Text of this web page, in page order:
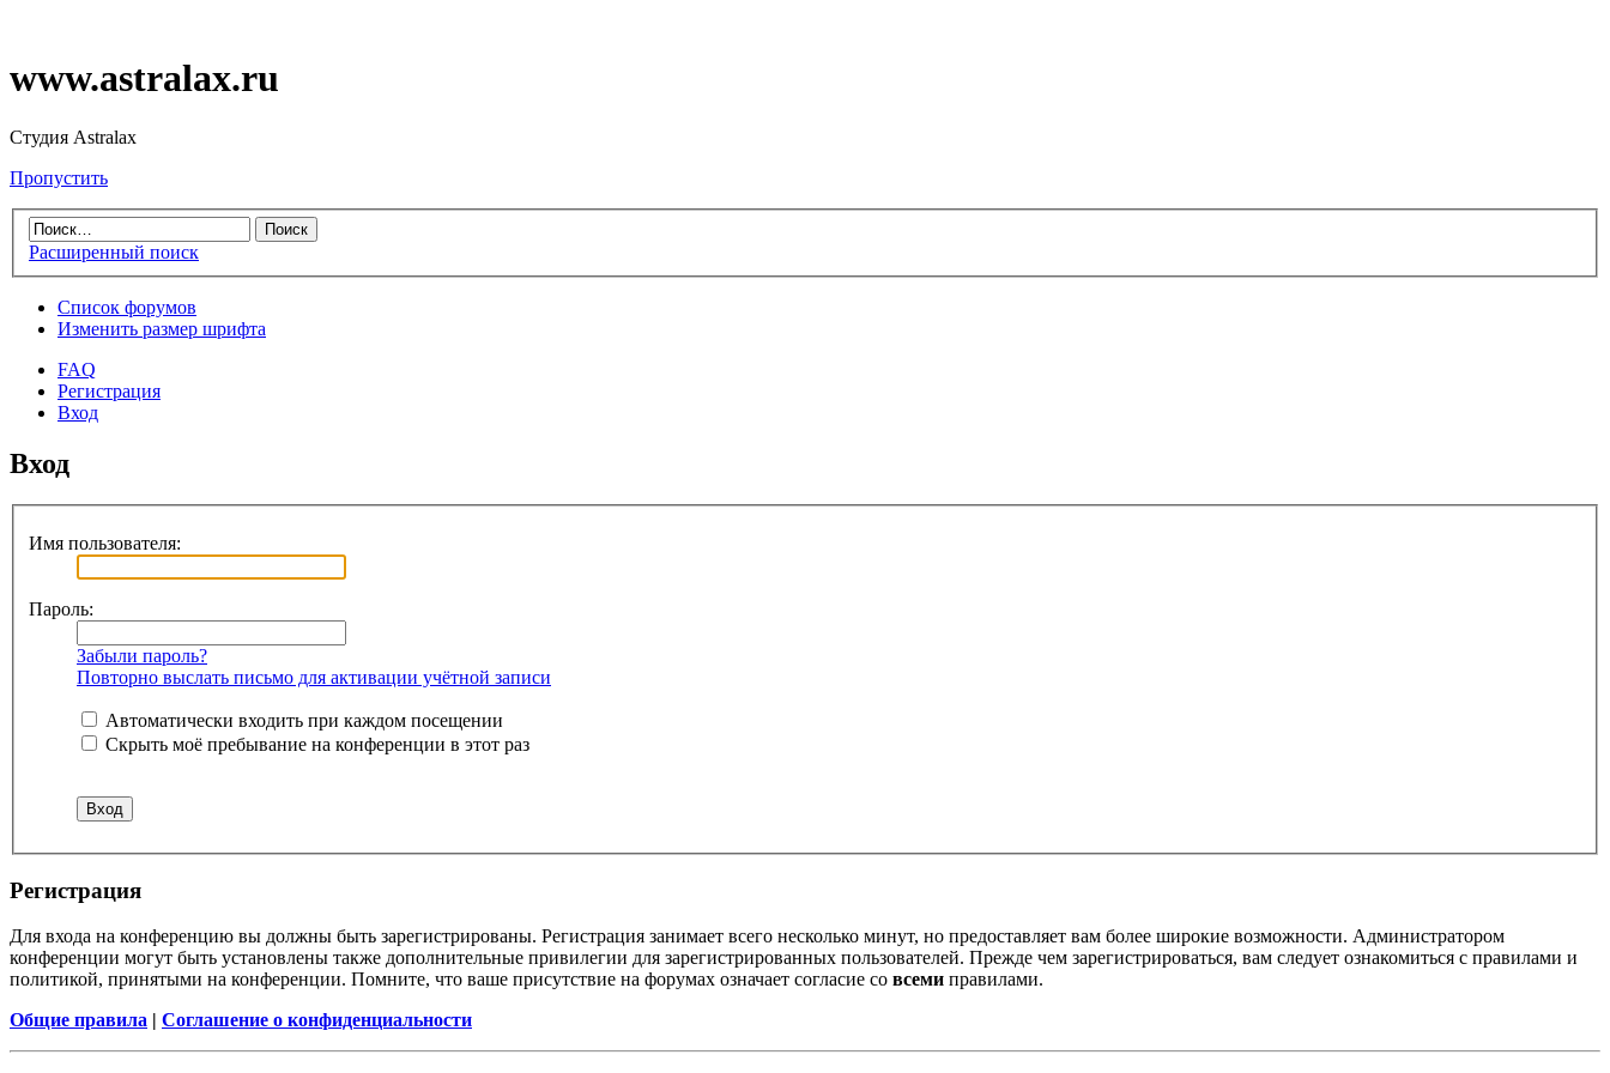
www.astralax.ru
Студия Astralax
Пропустить
Расширенный поиск
Список форумов
Изменить размер шрифта
FAQ
Регистрация
Вход
Вход
Имя пользователя:
Пароль:
Забыли пароль?
Повторно выслать письмо для активации учётной записи
Автоматически входить при каждом посещении
Скрыть моё пребывание на конференции в этот раз
Регистрация
Для входа на конференцию вы должны быть зарегистрированы. Регистрация занимает всего несколько минут, но предоставляет вам более широкие возможности. Администратором
конференции могут быть установлены также дополнительные привилегии для зарегистрированных пользователей. Прежде чем зарегистрироваться, вам следует ознакомиться с правилами и
политикой, принятыми на конференции. Помните, что ваше присутствие на форумах означает согласие со всеми правилами.
Общие правила | Соглашение о конфиденциальности